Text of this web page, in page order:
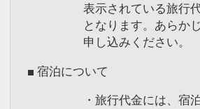
表示されている旅行
となります。あらか
申し込みください。
■ 宿泊について
・旅行代金には、宿